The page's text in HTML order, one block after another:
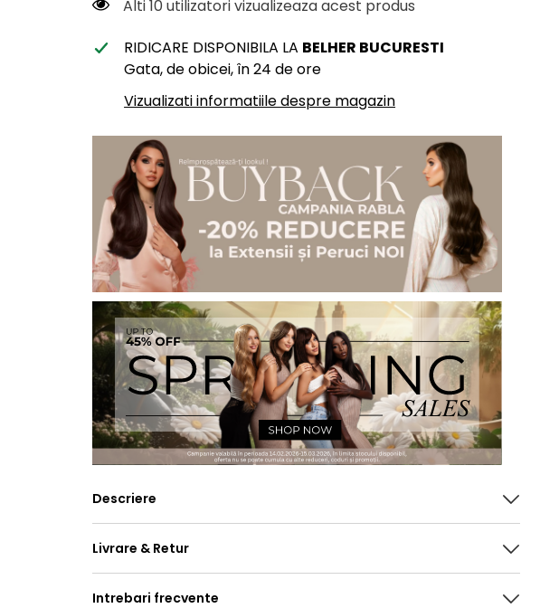
Alti 10 utilizatori vizualizeaza acest produs
RIDICARE DISPONIBILA LA BELHER BUCURESTI
Gata, de obicei, în 24 de ore
Vizualizati informatiile despre magazin
Descriere
Livrare & Retur
Intrebari frecvente